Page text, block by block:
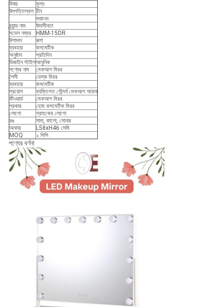
সাইট
ম্যাপ
গোপনীয়তা
নীতি
বিষয়
মূল্য
উৎপত্তিস্থল চীন
গুয়াংডং
ব্র্যান্ড নাম
উদাসীনতা
মডেল নম্বর
HMM-15DR
উপাদান
রূপা
ব্যবহার
কসমেটিক
অনুষ্ঠান
প্রতিদিন
ডিজাইন স্টাইলআধুনিক
পণ্যের নাম
মেকআপ মিরর
শৈলী
ডেস্ক মিরর
ব্যবহার
কসমেটিক
প্রয়োগ
ব্যক্তিগত সৌন্দর্য মেকআপ আয়না
কীওয়ার্ড
মেকআপ মিরর
প্রকার
হোম কসমেটিক মিরর
লোগো
গ্রাহকের লোগো
রঙ
সাদা, কালো, সোনার
আকার
L58xH46 সেমি
MOQ
২ পিসি
পণ্যের বর্ণনা